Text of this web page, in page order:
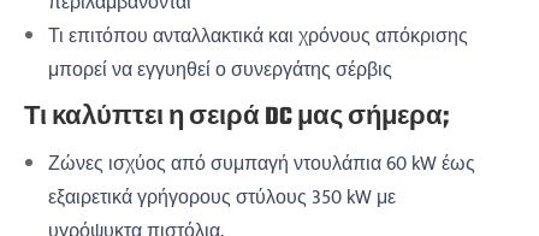
Τι επιτόπου ανταλλακτικά και χρόνους απόκρισης
μπορεί να εγγυηθεί ο συνεργάτης σέρβις
Τι καλύπτει η σειρά DC μας σήμερα;
Ζώνες ισχύος από συμπαγή ντουλάπια 60 kW έως
εξαιρετικά γρήγορους στύλους 350 kW με